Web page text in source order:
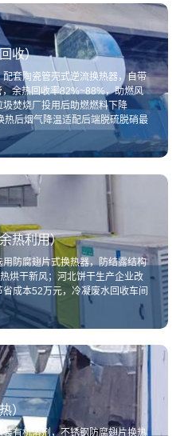
收）
套陶瓷管壳式逆流换热器，自带
余热回收率82%~88%，助燃风
焚烧厂投用后助燃燃料下降
后烟气降温适配后端脱硫脱硝最
热利用）
防腐翅片式换热器，防结露结构
烘干新风；河北饼干生产企业改
成本52万元，冷凝废水回收车间
）
有机溶剂，不锈钢防腐翅片换热